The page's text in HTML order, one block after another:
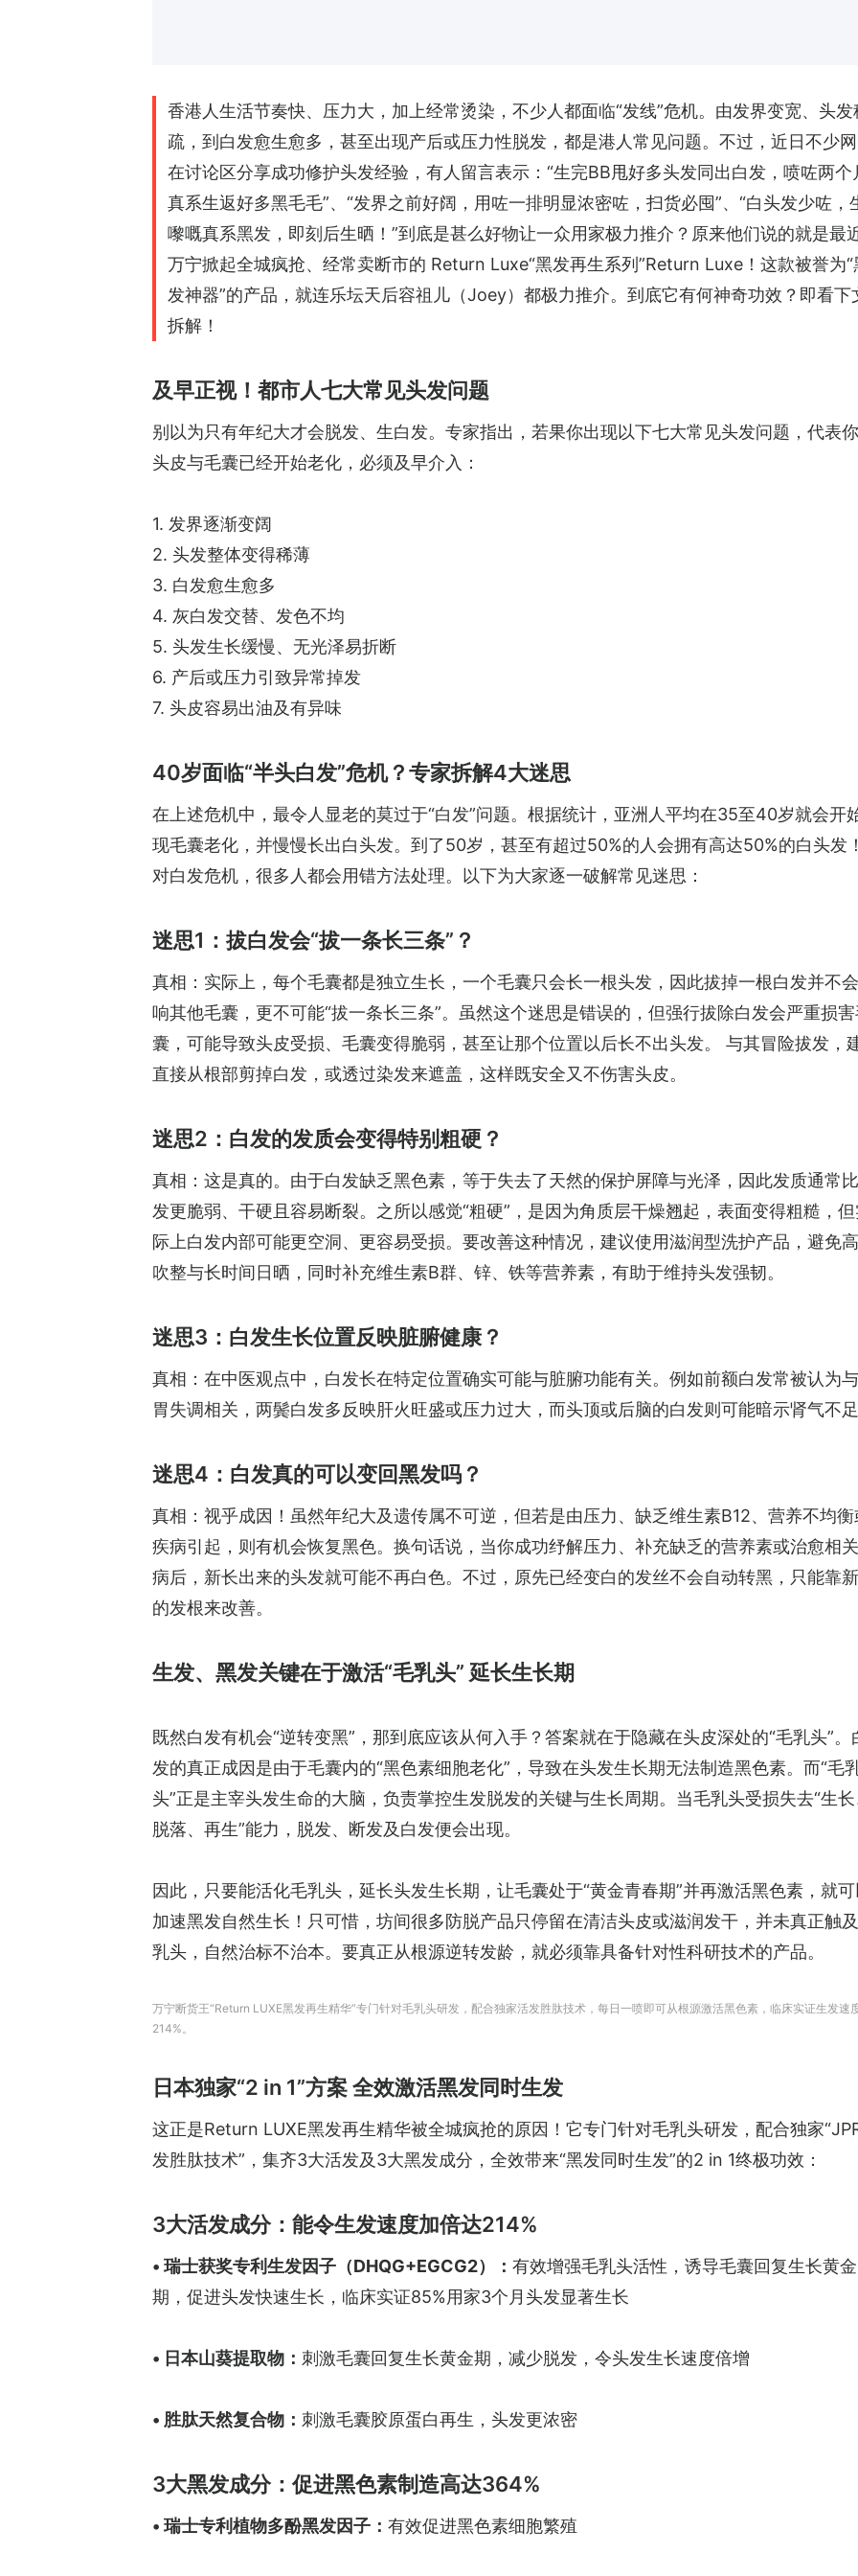
香港人生活节奏快、压力大，加上经常烫染，不少人都面临“发线”危机。由发界变宽、头发
疏，到白发愈生愈多，甚至出现产后或压力性脱发，都是港人常见问题。不过，近日不少
在讨论区分享成功修护头发经验，有人留言表示：“生完BB甩好多头发同出白发，喷咗两个
真系生返好多黑毛毛”、“发界之前好阔，用咗一排明显浓密咗，扫货必囤”、“白头发少咗，
嚟嘅真系黑发，即刻后生晒！”到底是甚么好物让一众用家极力推介？原来他们说的就是最
万宁掀起全城疯抢、经常卖断市的 Return Luxe“黑发再生系列”Return Luxe！这款被誉为“
发神器”的产品，就连乐坛天后容祖儿（Joey）都极力推介。到底它有何神奇功效？即看下
拆解！
及早正视！都市人七大常见头发问题
别以为只有年纪大才会脱发、生白发。专家指出，若果你出现以下七大常见头发问题，代表
头皮与毛囊已经开始老化，必须及早介入：
1. 发界逐渐变阔
2. 头发整体变得稀薄
3. 白发愈生愈多
4. 灰白发交替、发色不均
5. 头发生长缓慢、无光泽易折断
6. 产后或压力引致异常掉发
7. 头皮容易出油及有异味
40岁面临“半头白发”危机？专家拆解4大迷思
在上述危机中，最令人显老的莫过于“白发”问题。根据统计，亚洲人平均在35至40岁就会开
现毛囊老化，并慢慢长出白头发。到了50岁，甚至有超过50%的人会拥有高达50%的白头发
对白发危机，很多人都会用错方法处理。以下为大家逐一破解常见迷思：
迷思1：拔白发会“拔一条长三条”？
真相：实际上，每个毛囊都是独立生长，一个毛囊只会长一根头发，因此拔掉一根白发并不
响其他毛囊，更不可能“拔一条长三条”。虽然这个迷思是错误的，但强行拔除白发会严重损
囊，可能导致头皮受损、毛囊变得脆弱，甚至让那个位置以后长不出头发。 与其冒险拔发，
直接从根部剪掉白发，或透过染发来遮盖，这样既安全又不伤害头皮。
迷思2：白发的发质会变得特别粗硬？
真相：这是真的。由于白发缺乏黑色素，等于失去了天然的保护屏障与光泽，因此发质通常
发更脆弱、干硬且容易断裂。之所以感觉“粗硬”，是因为角质层干燥翘起，表面变得粗糙，但
际上白发内部可能更空洞、更容易受损。要改善这种情况，建议使用滋润型洗护产品，避免
吹整与长时间日晒，同时补充维生素B群、锌、铁等营养素，有助于维持头发强韧。
迷思3：白发生长位置反映脏腑健康？
真相：在中医观点中，白发长在特定位置确实可能与脏腑功能有关。例如前额白发常被认为
胃失调相关，两鬓白发多反映肝火旺盛或压力过大，而头顶或后脑的白发则可能暗示肾气不足
迷思4：白发真的可以变回黑发吗？
真相：视乎成因！虽然年纪大及遗传属不可逆，但若是由压力、缺乏维生素B12、营养不均衡
疾病引起，则有机会恢复黑色。换句话说，当你成功纾解压力、补充缺乏的营养素或治愈相
病后，新长出来的头发就可能不再白色。不过，原先已经变白的发丝不会自动转黑，只能靠
的发根来改善。
生发、黑发关键在于激活“毛乳头” 延长生长期
既然白发有机会“逆转变黑”，那到底应该从何入手？答案就在于隐藏在头皮深处的“毛乳头”。
发的真正成因是由于毛囊内的“黑色素细胞老化”，导致在头发生长期无法制造黑色素。而“毛
头”正是主宰头发生命的大脑，负责掌控生发脱发的关键与生长周期。当毛乳头受损失去“生长
脱落、再生”能力，脱发、断发及白发便会出现。
因此，只要能活化毛乳头，延长头发生长期，让毛囊处于“黄金青春期”并再激活黑色素，就可
加速黑发自然生长！只可惜，坊间很多防脱产品只停留在清洁头皮或滋润发干，并未真正触
乳头，自然治标不治本。要真正从根源逆转发龄，就必须靠具备针对性科研技术的产品。
万宁断货王“Return LUXE黑发再生精华”专门针对毛乳头研发，配合独家活发胜肽技术，每日一喷即可从根源激活黑色素，临床实证生发速
214%。
日本独家“2 in 1”方案 全效激活黑发同时生发
这正是Return LUXE黑发再生精华被全城疯抢的原因！它专门针对毛乳头研发，配合独家
发胜肽技术”，集齐3大活发及3大黑发成分，全效带来“黑发同时生发”的2 in 1终极功效：
3大活发成分：能令生发速度加倍达214%
• 瑞士获奖专利生发因子（DHQG+EGCG2）： 有效增强毛乳头活性，诱导毛囊回复生长黄金
期，促进头发快速生长，临床实证85%用家3个月头发显著生长
• 日本山葵提取物： 刺激毛囊回复生长黄金期，减少脱发，令头发生长速度倍增
• 胜肽天然复合物： 刺激毛囊胶原蛋白再生，头发更浓密
3大黑发成分：促进黑色素制造高达364%
• 瑞士专利植物多酚黑发因子： 有效促进黑色素细胞繁殖